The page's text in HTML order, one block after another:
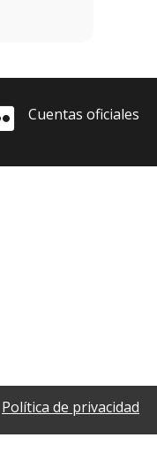
Cuentas oficiales
Política de privacidad